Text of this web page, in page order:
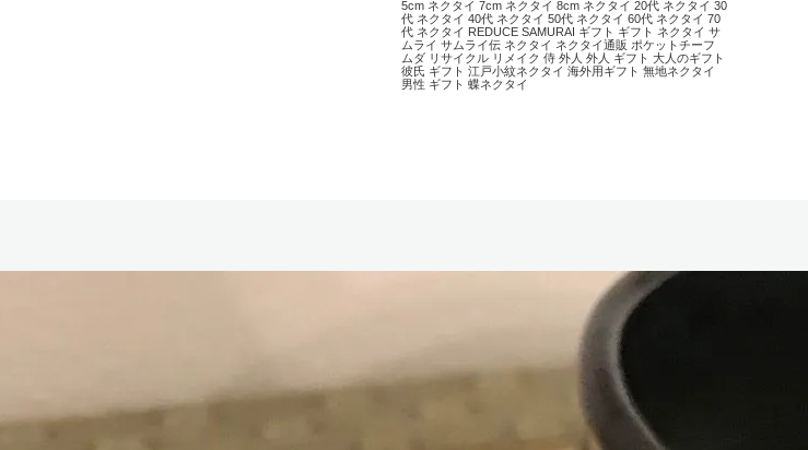
5cm ネクタイ 7cm ネクタイ 8cm ネクタイ 20代 ネクタイ 30
代 ネクタイ 40代 ネクタイ 50代 ネクタイ 60代 ネクタイ 70
代 ネクタイ REDUCE SAMURAI ギフト ギフト ネクタイ サ
ムライ サムライ伝 ネクタイ ネクタイ通販 ポケットチーフ
ムダ リサイクル リメイク 侍 外人 外人 ギフト 大人のギフト
彼氏 ギフト 江戸小紋ネクタイ 海外用ギフト 無地ネクタイ
男性 ギフト 蝶ネクタイ